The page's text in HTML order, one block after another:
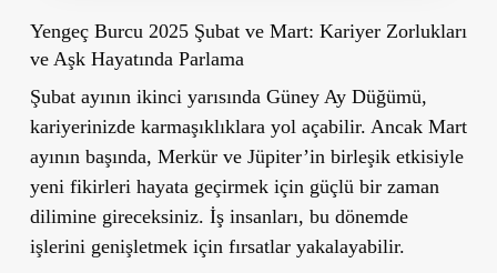
Yengeç Burcu 2025 Şubat ve Mart: Kariyer Zorlukları
ve Aşk Hayatında Parlama
Şubat ayının ikinci yarısında Güney Ay Düğümü,
kariyerinizde karmaşıklıklara yol açabilir. Ancak Mart
ayının başında, Merkür ve Jüpiter’in birleşik etkisiyle
yeni fikirleri hayata geçirmek için güçlü bir zaman
dilimine gireceksiniz. İş insanları, bu dönemde
işlerini genişletmek için fırsatlar yakalayabilir.